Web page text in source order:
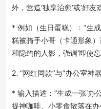
外，营造‘独享治愈’或‘好友
* 例如（生日蛋糕）：“生
糕被骑手小哥（卡通形象
和隐约的人影，强调‘即使忘
2. “网红同款”与“办公室神
* 输入描述：“生成一张‘办
提神咖啡、小零食散落在办